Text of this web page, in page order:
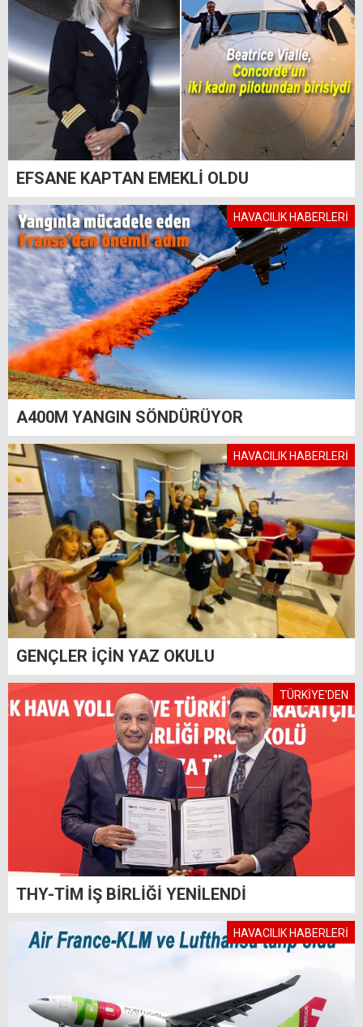
EFSANE KAPTAN EMEKLİ OLDU
HAVACILIK HABERLERİ
A400M YANGIN SÖNDÜRÜYOR
HAVACILIK HABERLERİ
GENÇLER İÇİN YAZ OKULU
TÜRKİYE'DEN
THY-TİM İŞ BİRLİĞİ YENİLENDİ
HAVACILIK HABERLERİ